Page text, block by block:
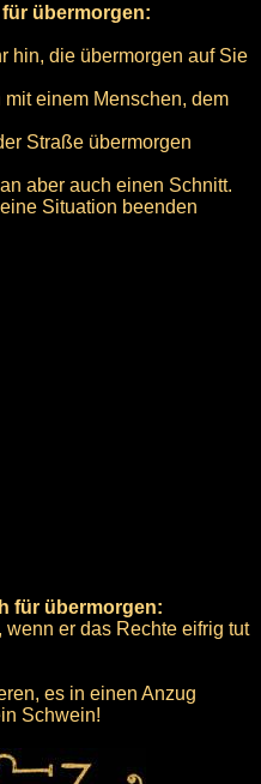
für übermorgen:
hin, die übermorgen auf Sie
einem Menschen, dem
Straße übermorgen
aber auch einen Schnitt.
Situation beenden
für übermorgen:
er das Rechte eifrig tut
es in einen Anzug
Schwein!